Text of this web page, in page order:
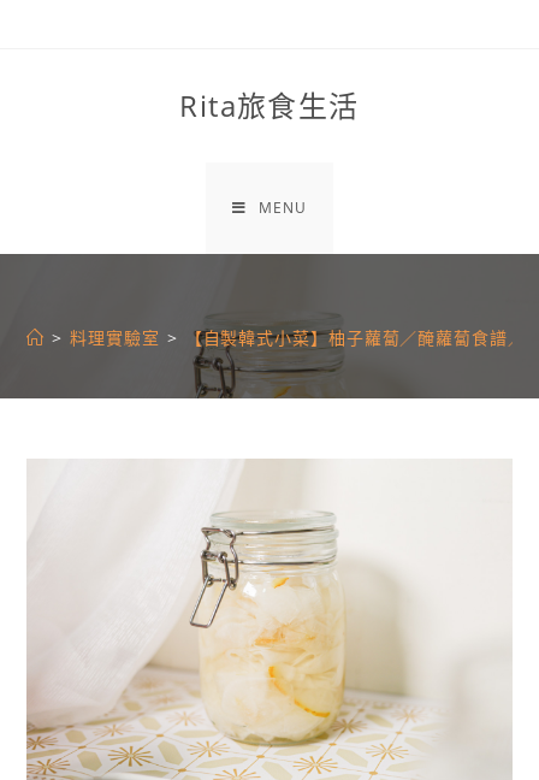
Rita旅食生活
MENU
> 料理實驗室 > 【自製韓式小菜】柚子蘿蔔／醃蘿蔔食譜